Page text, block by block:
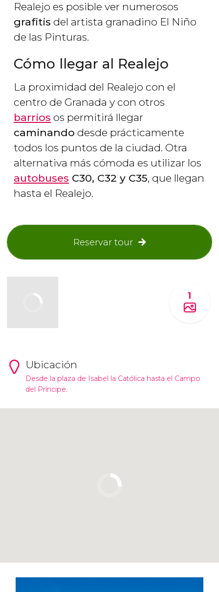
Realejo es posible ver numerosos
grafitis del artista granadino El Niño
de las Pinturas.
Cómo llegar al Realejo
La proximidad del Realejo con el
centro de Granada y con otros
barrios os permitirá llegar
caminando desde prácticamente
todos los puntos de la ciudad. Otra
alternativa más cómoda es utilizar los
autobuses C30, C32 y C35, que llegan
hasta el Realejo.
Reservar tour
1
Ubicación
Desde la plaza de Isabel la Católica hasta el Campo
del Príncipe.